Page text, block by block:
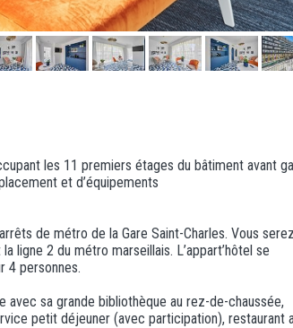
les 11 premiers étages du bâtiment avant
et d’équipements
de métro de la Gare Saint-Charles. Vous serez
ligne 2 du métro marseillais. L’appart’hôtel se
4 personnes.
sa grande bibliothèque au rez-de-chaussée,
petit déjeuner (avec participation), restaurant